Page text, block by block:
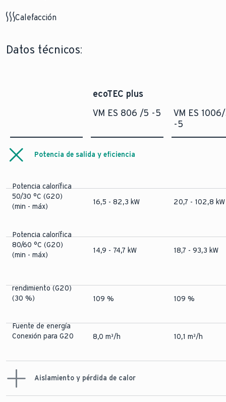
Calefacción
Datos técnicos:
ecoTEC plus
VM ES 806 /5 -5
VM ES
-5
Potencia de salida y eficiencia
Potencia calorífica
50/30 °C (G20)
(min - máx)
16,5 - 82,3 kW 20,7 - 102,8 kW
Potencia calorífica
80/60 °C (G20)
(min - máx)
14,9 - 74,7 kW 18,7 - 93,3 kW
rendimiento (G20)
(30 %)
109 % 109 %
Fuente de energía
Conexión para G20
8,0 m³/h 10,1 m³/h
Aislamiento y pérdida de calor